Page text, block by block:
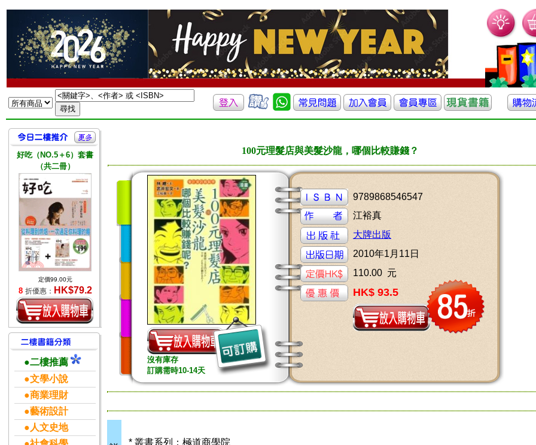
好吃（NO.5＋6）套書
（共二冊）
定價99.00元
8 折優惠： HK$79.2
●二樓推薦
●文學小說
●商業理財
●藝術設計
●人文史地
100元理髮店與美髮沙龍，哪個比較賺錢？
沒有庫存
訂購需時10-14天
9789868546547
江裕真
大牌出版
2010年1月11日
110.00 元
HK$ 93.5
* 叢書系列：極道商學院